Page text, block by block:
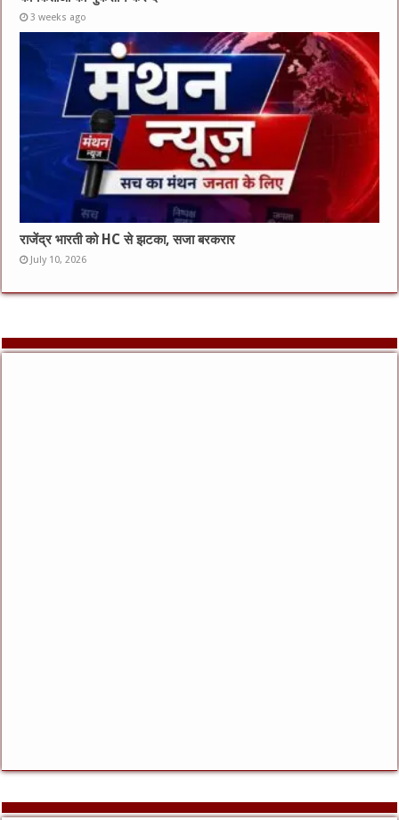
3 weeks ago
राजेंद्र भारती को HC से झटका, सजा बरकरार
July 10, 2026